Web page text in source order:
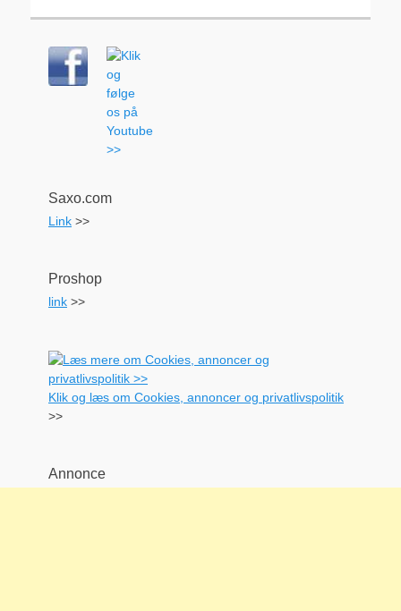
Saxo.com
Link >>
Proshop
link >>
Klik og læs om Cookies, annoncer og privatlivspolitik
>>
Annonce